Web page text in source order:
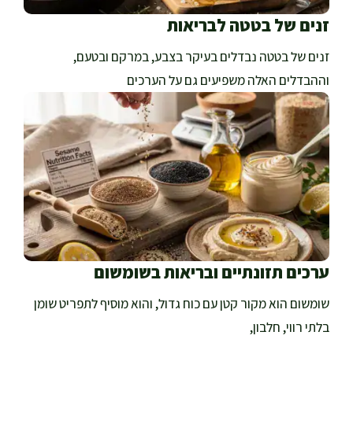
זנים של בטטה לבריאות
זנים של בטטה נבדלים בעיקר בצבע, במרקם ובטעם,
וההבדלים האלה משפיעים גם על הערכים
ערכים תזונתיים ובריאות בשומשום
שומשום הוא מקור קטן עם כוח גדול, והוא מוסיף לתפריט שומן
בלתי רווי, חלבון,